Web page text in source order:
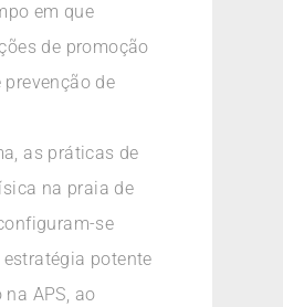
em que
de promoção
prevenção de
as práticas de
na praia de
se
potente
APS, ao